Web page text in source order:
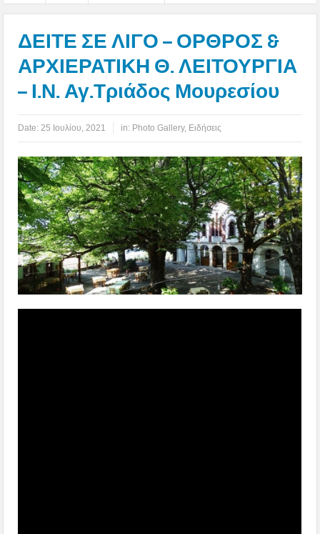
ΔΕΙΤΕ ΣΕ ΛΙΓΟ – ΟΡΘΡΟΣ &
ΑΡΧΙΕΡΑΤΙΚΗ Θ. ΛΕΙΤΟΥΡΓΙΑ
– Ι.Ν. Αγ.Τριάδος Μουρεσίου
Date: 25 Ιουλίου, 2021 in: Photo Gallery, Ειδήσεις